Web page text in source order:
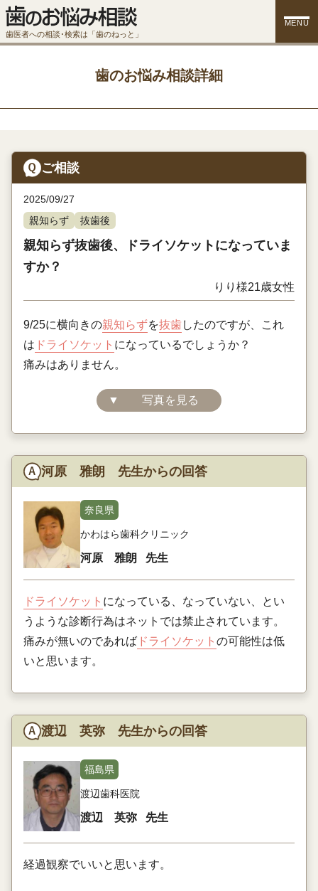
歯医者への相談･検索は「歯のねっと」
MENU
歯のお悩み相談詳細
ご相談
2025/09/27
親知らず
抜歯後
親知らず抜歯後、ドライソケットになっていま
すか？
りり様21歳女性
9/25に横向きの親知らずを抜歯 したのですが、これ
は ドライソケット になっているでしょうか？
痛みはありません。
▼ 写真を見る
河原 雅朗 先生からの回答
奈良県
かわはら歯科クリニック
河原 雅朗 先生
ドライソケット になっている、なっていない、とい
うような診断行為はネットでは禁止されています。
痛みが無いのであればドライソケット の可能性は低
いと思います。
渡辺 英弥 先生からの回答
福島県
渡辺歯科医院
渡辺 英弥 先生
経過観察でいいと思います。